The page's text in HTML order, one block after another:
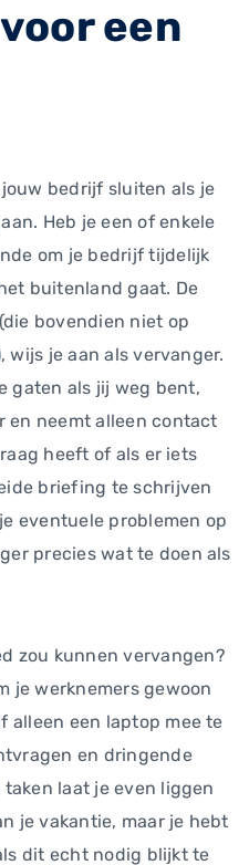
een
bedrijf sluiten als je
Heb je een of enkele
om je bedrijf tijdelijk
buitenland gaat. De
bovendien niet op
je aan als vervanger.
gaten als jij weg bent,
en neemt alleen contact
heeft of als er iets
briefing te schrijven
eventuele problemen op
precies wat te doen als
zou kunnen vervangen?
je werknemers gewoon
alleen een laptop mee te
en dringende
laat je even liggen
je vakantie, maar je hebt
dit echt nodig blijkt te